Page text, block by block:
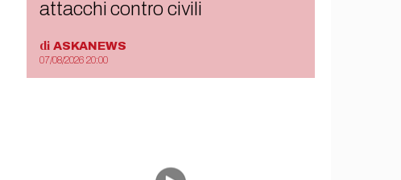
attacchi contro civili
di ASKANEWS
07/08/2026 20:00